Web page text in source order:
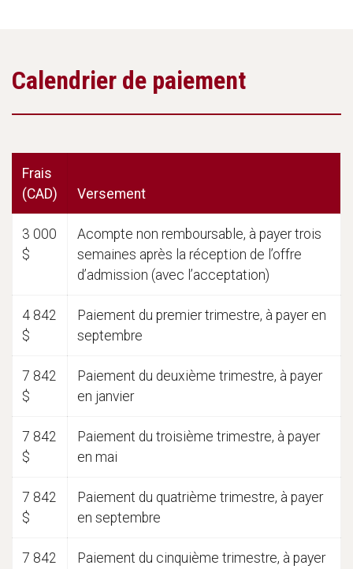
Calendrier de paiement
Frais
(CAD)
Versement
3 000
$
Acompte non remboursable, à payer trois
semaines après la réception de l’offre
d’admission (avec l’acceptation)
4 842
$
Paiement du premier trimestre, à payer en
septembre
7 842
$
Paiement du deuxième trimestre, à payer
en janvier
7 842
$
Paiement du troisième trimestre, à payer
en mai
7 842
$
Paiement du quatrième trimestre, à payer
en septembre
7 842
Paiement du cinquième trimestre, à payer